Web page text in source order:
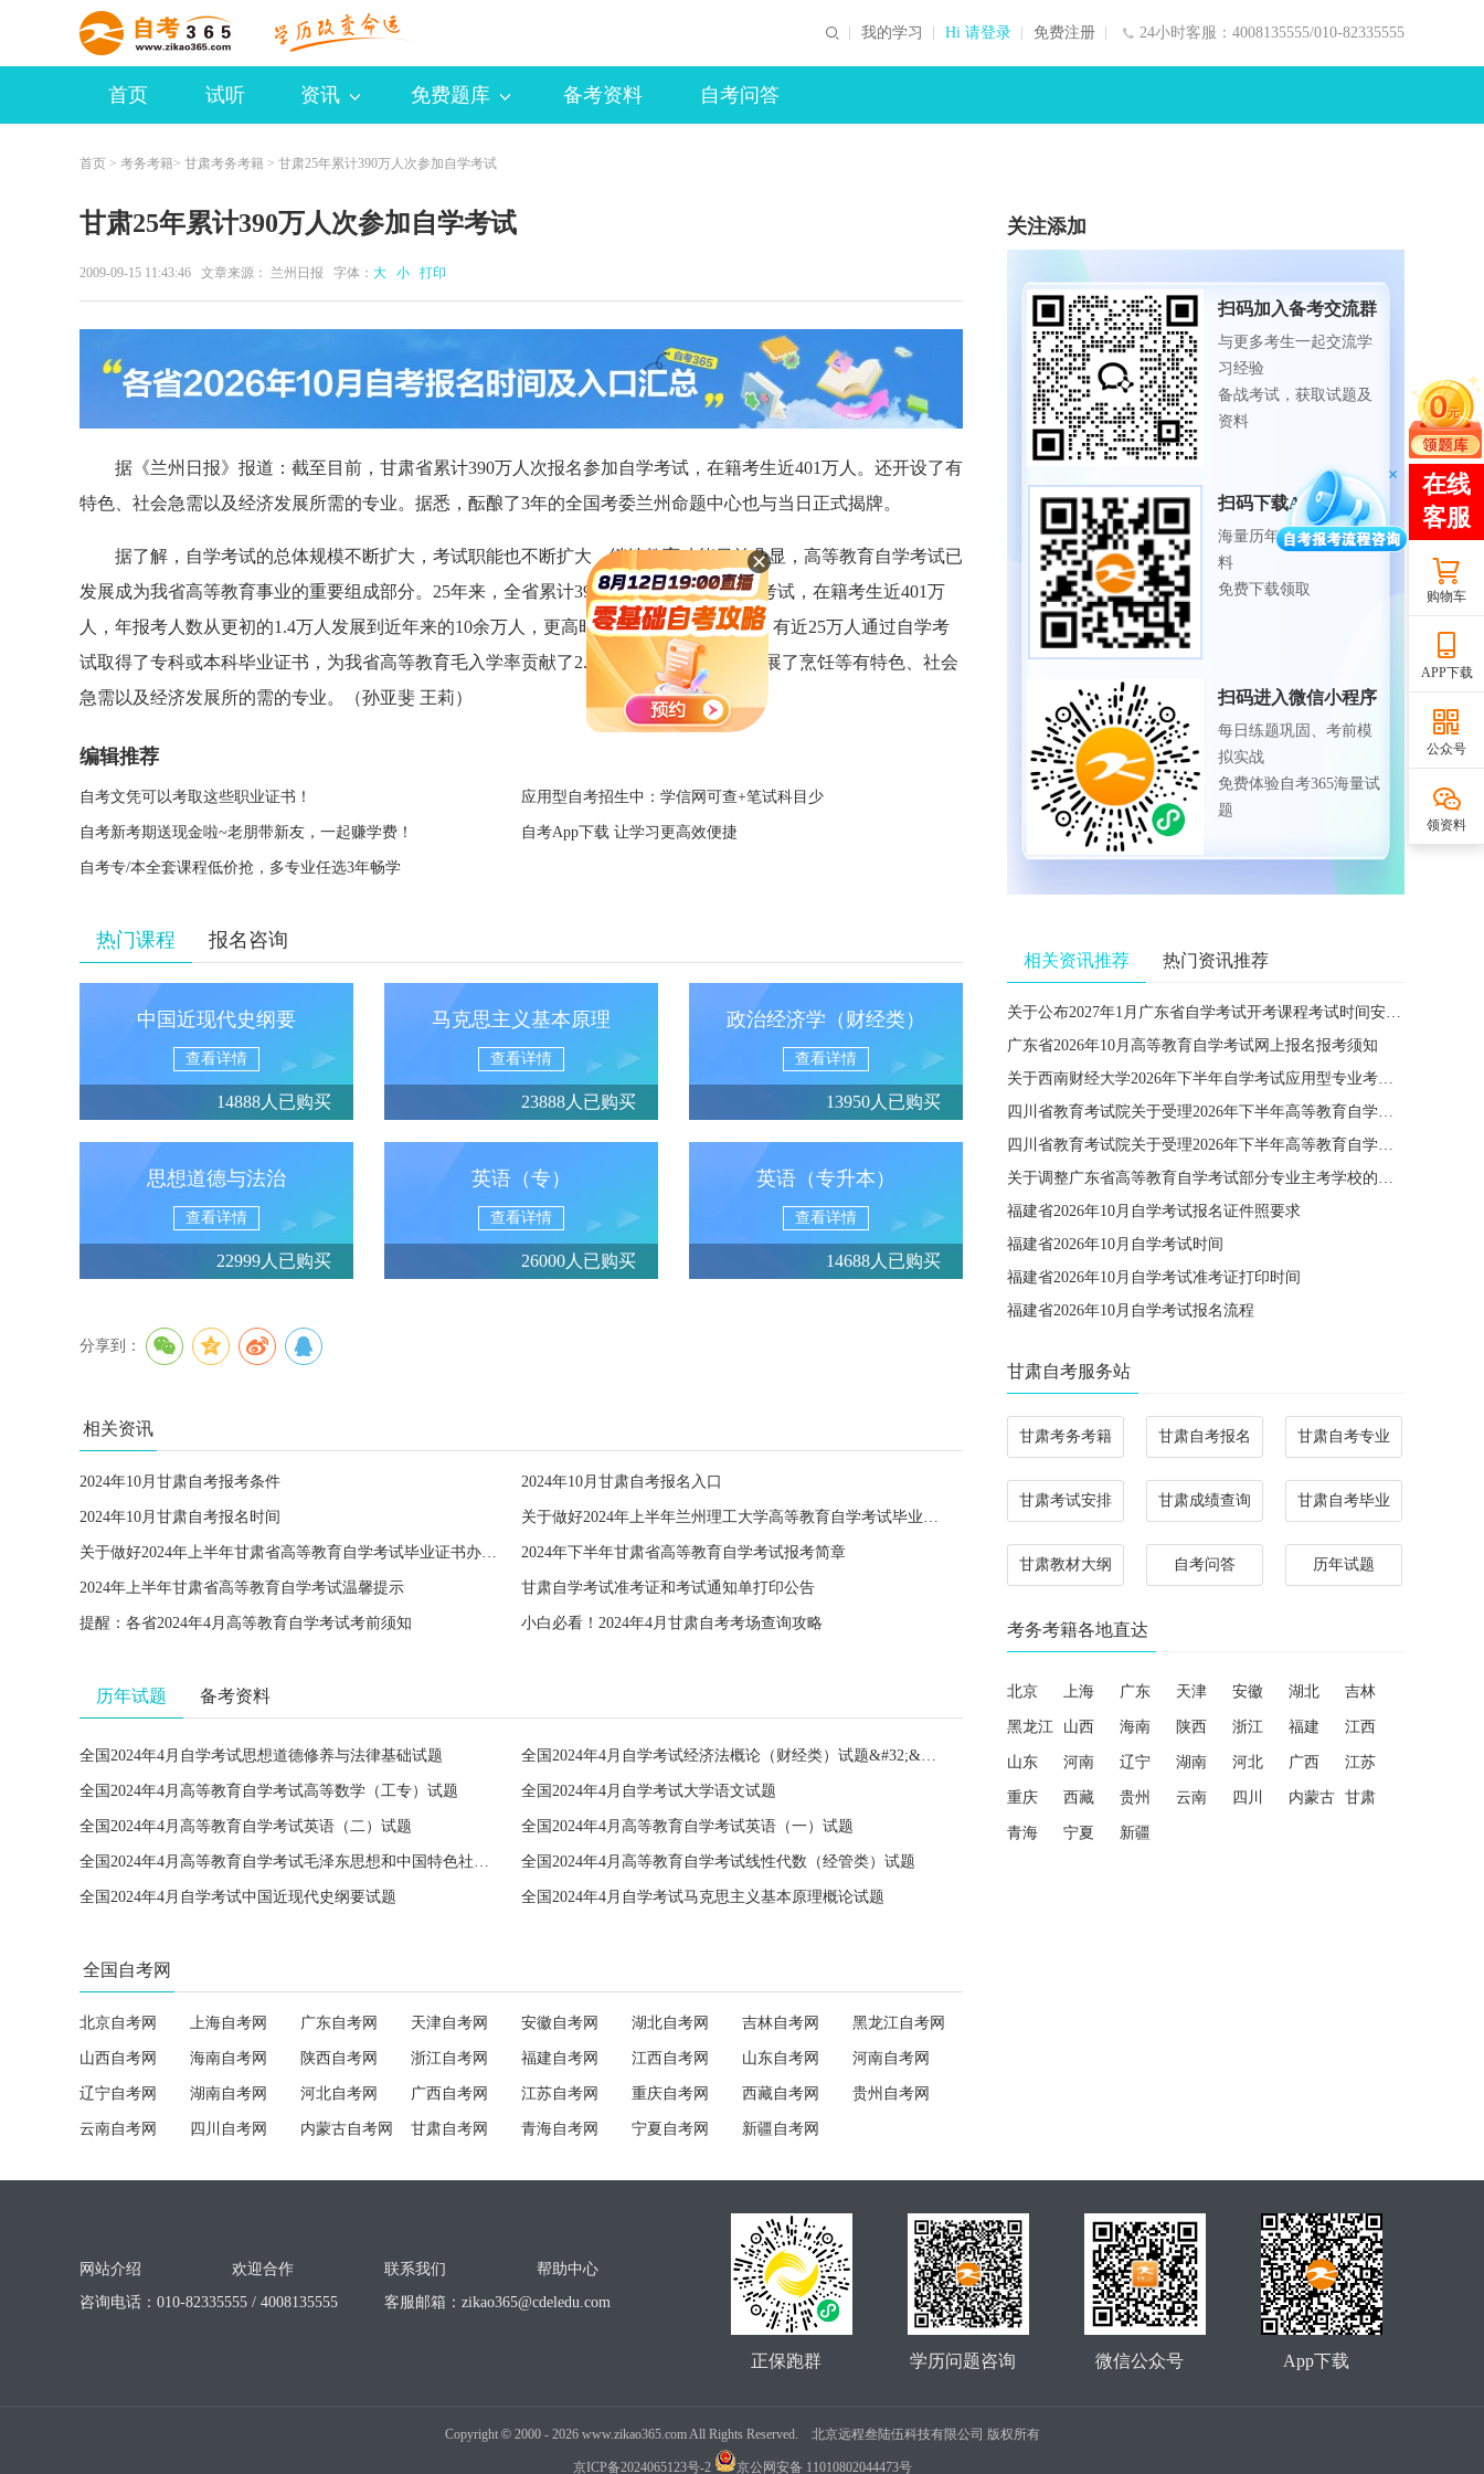
24小时客服：4008135555/010-82335555
我的学习 Hi 请登录 免费注册
首页 试听 资讯 免费题库 备考资料 自考问答
首页 > 考务考籍> 甘肃考务考籍 > 甘肃25年累计390万人次参加自学考试
甘肃25年累计390万人次参加自学考试
2009-09-15 11:43:46 文章来源： 兰州日报 字体： 大 小 打印
据《兰州日报》报道：截至目前，甘肃省累计390万人次报名参加自学考试，在籍考生近401万人。还开设了有
特色、社会急需以及经济发展所需的专业。据悉，酝酿了3年的全国考委兰州命题中心也与当日正式揭牌。
据了解，自学考试的总体规模不断扩大，考试职能也不断扩大，继续教育功能日益凸显，高等教育自学考试已
发展成为我省高等教育事业的重要组成部分。25年来，全省累计390万人次报名参加自学考试，在籍考生近401万
人，年报考人数从更初的1.4万人发展到近年来的10余万人，更高时年报考人数达30万人；有近25万人通过自学考
试取得了专科或本科毕业证书，为我省高等教育毛入学率贡献了2.64个百分点，同时还开展了烹饪等有特色、社会
急需以及经济发展所的需的专业。（孙亚斐 王莉）
编辑推荐
自考文凭可以考取这些职业证书！ 应用型自考招生中：学信网可查+笔试科目少
自考新考期送现金啦~老朋带新友，一起赚学费！ 自考App下载 让学习更高效便捷
自考专/本全套课程低价抢，多专业任选3年畅学
热门课程 报名咨询
中国近现代史纲要
查看详情
14888人已购买
马克思主义基本原理
查看详情
23888人已购买
政治经济学（财经类）
查看详情
13950人已购买
思想道德与法治
查看详情
22999人已购买
英语（专）
查看详情
26000人已购买
英语（专升本）
查看详情
14688人已购买
分享到：
相关资讯
2024年10月甘肃自考报考条件 2024年10月甘肃自考报名入口
2024年10月甘肃自考报名时间 关于做好2024年上半年兰州理工大学高等教育自学考试毕业证书办理工作的通知
关于做好2024年上半年甘肃省高等教育自学考试毕业证书办理工作的通知 2024年下半年甘肃省高等教育自学考试报考简章
2024年上半年甘肃省高等教育自学考试温馨提示 甘肃自学考试准考证和考试通知单打印公告
提醒：各省2024年4月高等教育自学考试考前须知 小白必看！2024年4月甘肃自考考场查询攻略
历年试题 备考资料
全国2024年4月自学考试思想道德修养与法律基础试题 全国2024年4月自学考试经济法概论（财经类）试题&#32;&#32;
全国2024年4月高等教育自学考试高等数学（工专）试题 全国2024年4月自学考试大学语文试题
全国2024年4月高等教育自学考试英语（二）试题 全国2024年4月高等教育自学考试英语（一）试题
全国2024年4月高等教育自学考试毛泽东思想和中国特色社会主义理论体系概论试题 全国2024年4月高等教育自学考试线性代数（经管类）试题
全国2024年4月自学考试中国近现代史纲要试题 全国2024年4月自学考试马克思主义基本原理概论试题
全国自考网
北京自考网 上海自考网 广东自考网 天津自考网 安徽自考网 湖北自考网 吉林自考网 黑龙江自考网
山西自考网 海南自考网 陕西自考网 浙江自考网 福建自考网 江西自考网 山东自考网 河南自考网
辽宁自考网 湖南自考网 河北自考网 广西自考网 江苏自考网 重庆自考网 西藏自考网 贵州自考网
云南自考网 四川自考网 内蒙古自考网 甘肃自考网 青海自考网 宁夏自考网 新疆自考网
关注添加
扫码加入备考交流群
与更多考生一起交流学
习经验
备战考试，获取试题及
资料
扫码下载APP
海量历年试题、备考资
料
免费下载领取
扫码进入微信小程序
每日练题巩固、考前模
拟实战
免费体验自考365海量试
题
相关资讯推荐 热门资讯推荐
关于公布2027年1月广东省自学考试开考课程考试时间安排和使用教材的通知
广东省2026年10月高等教育自学考试网上报名报考须知
关于西南财经大学2026年下半年自学考试应用型专业考籍更改办理的通知
四川省教育考试院关于受理2026年下半年高等教育自学考试省际转考申请的通告
四川省教育考试院关于受理2026年下半年高等教育自学考试考籍更改申请的通告
关于调整广东省高等教育自学考试部分专业主考学校的通知
福建省2026年10月自学考试报名证件照要求
福建省2026年10月自学考试时间
福建省2026年10月自学考试准考证打印时间
福建省2026年10月自学考试报名流程
甘肃自考服务站
甘肃考务考籍 甘肃自考报名 甘肃自考专业
甘肃考试安排 甘肃成绩查询 甘肃自考毕业
甘肃教材大纲 自考问答 历年试题
考务考籍各地直达
北京 上海 广东 天津 安徽 湖北 吉林
黑龙江 山西 海南 陕西 浙江 福建 江西
山东 河南 辽宁 湖南 河北 广西 江苏
重庆 西藏 贵州 云南 四川 内蒙古 甘肃
青海 宁夏 新疆
购物车
APP下载
公众号
领资料
网站介绍 欢迎合作 联系我们
帮助中心
咨询电话：010-82335555 / 4008135555
客服邮箱： zikao365@cdeledu.com
App下载
微信公众号
学历问题咨询
正保跑群
Copyright ©2000 - 2026www.zikao365.com All Rights Reserved. 北京远程叁陆伍科技有限公司 版权所有
京ICP备2024065123号-2 京公网安备 11010802044473号